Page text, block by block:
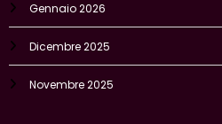
Gennaio 2026
Dicembre 2025
Novembre 2025